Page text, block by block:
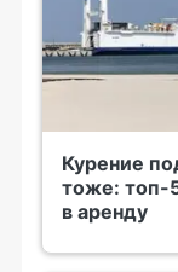
Курение
тоже: топ-
в аренду